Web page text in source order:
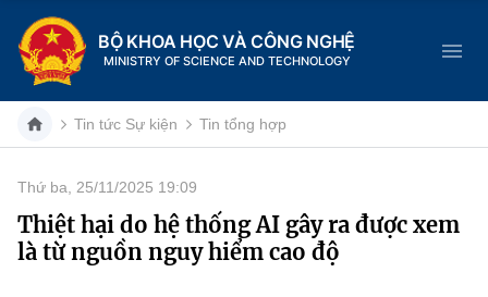
BỘ KHOA HỌC VÀ CÔNG NGHỆ
MINISTRY OF SCIENCE AND TECHNOLOGY
Danh mục
Trang chủ
Tin tức Sự kiện Tin tổng hợp
Thứ ba, 25/11/2025 19:09
Thiệt hại do hệ thống AI gây ra được xem
là từ nguồn nguy hiểm cao độ